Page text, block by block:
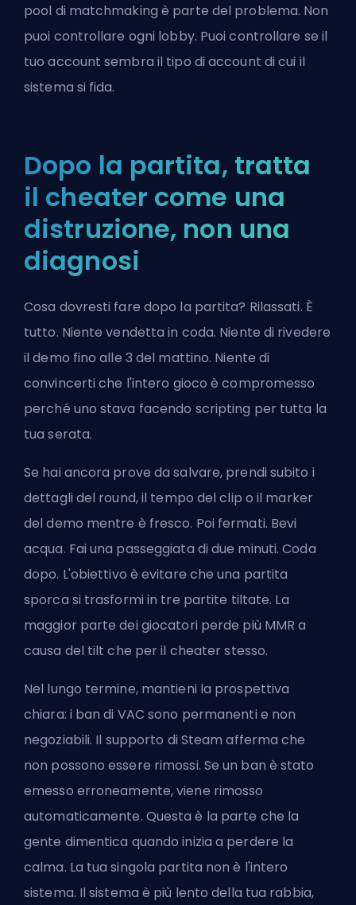
pool di matchmaking è parte del problema. Non
puoi controllare ogni lobby. Puoi controllare se il
tuo account sembra il tipo di account di cui il
sistema si fida.
Dopo la partita, tratta
il cheater come una
distruzione, non una
diagnosi
Cosa dovresti fare dopo la partita? Rilassati. È
tutto. Niente vendetta in coda. Niente di rivedere
il demo fino alle 3 del mattino. Niente di
convincerti che l'intero gioco è compromesso
perché uno stava facendo scripting per tutta la
tua serata.
Se hai ancora prove da salvare, prendi subito i
dettagli del round, il tempo del clip o il marker
del demo mentre è fresco. Poi fermati. Bevi
acqua. Fai una passeggiata di due minuti.Coda
dopo. L'obiettivo è evitare che una partita
sporca si trasformi in tre partite tiltate. La
maggior parte dei giocatori perde più MMR a
causa del tilt che per il cheater stesso.
Nel lungo termine, mantieni la prospettiva
chiara: i ban di VAC sono permanenti e non
negoziabili. Il supporto di Steam afferma che
non possono essere rimossi. Se un ban è stato
emesso erroneamente, viene rimosso
automaticamente. Questa è la parte che la
gente dimentica quando inizia a perdere la
calma. La tua singola partita non è l'intero
sistema. Il sistema è più lento della tua rabbia,